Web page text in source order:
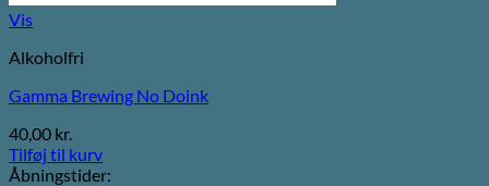
Vis
Alkoholfri
Gamma Brewing No Doink
40,00 kr.
Tilføj til kurv
Åbningstider: